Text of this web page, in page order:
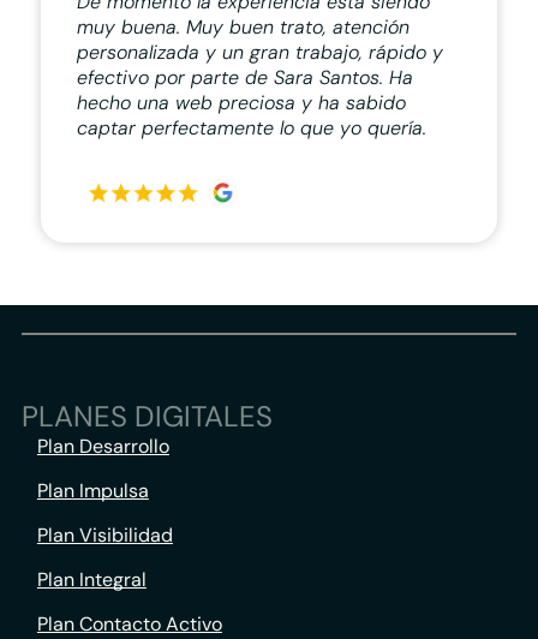
muy buena. Muy buen trato, atención
personalizada y un gran trabajo, rápido y
efectivo por parte de Sara Santos. Ha
hecho una web preciosa y ha sabido
captar perfectamente lo que yo quería.
PLANES DIGITALES
Plan Desarrollo
Plan Impulsa
Plan Visibilidad
Plan Integral
Plan Contacto Activo